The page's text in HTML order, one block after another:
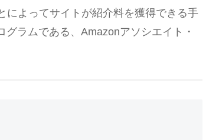
によってサイトが紹介料を獲得できる手
ラムである、Amazonアソシエイト・